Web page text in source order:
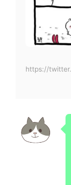
https://